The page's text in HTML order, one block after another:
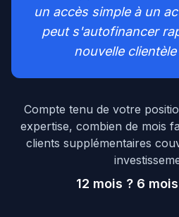
un accès simple à un
peut s'autofinancer
nouvelle
Compte tenu de votre
expertise, combien de mois
clients supplémentaires
12 mois ? 6